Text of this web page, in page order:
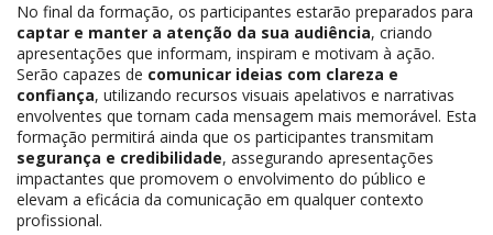
No final da formação, os participantes estarão preparados para
captar e manter a atenção da sua audiência, criando
apresentações que informam, inspiram e motivam à ação.
Serão capazes de comunicar ideias com clareza e
confiança, utilizando recursos visuais apelativos e narrativas
envolventes que tornam cada mensagem mais memorável. Esta
formação permitirá ainda que os participantes transmitam
segurança e credibilidade, assegurando apresentações
impactantes que promovem o envolvimento do público e
elevam a eficácia da comunicação em qualquer contexto
profissional.